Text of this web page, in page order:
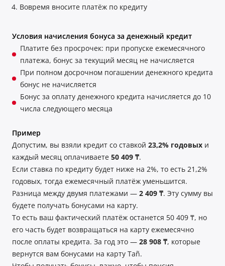
Вовремя вносите платёж по кредиту
Условия начисления бонуса за денежный кредит
Платите без просрочек: при пропуске ежемесячного
платежа, бонус за текущий месяц не начисляется
При полном досрочном погашении денежного кредита
бонус не начисляется
Бонус за оплату денежного кредита начисляется до 10
числа следующего месяца
Пример
Допустим, вы взяли кредит со ставкой 23,2% годовых и
каждый месяц оплачиваете 50 409 ₸.
Если ставка по кредиту будет ниже на 2%, то есть 21,2%
годовых, тогда ежемесячный платёж уменьшится.
Разница между двумя платежами — 2 409 ₸. Эту сумму вы
будете получать бонусами на карту.
То есть ваш фактический платёж останется 50 409 ₸, но
его часть будет возвращаться на карту ежемесячно
после оплаты кредита. За год это — 28 908 ₸, которые
вернутся вам бонусами на карту Tañ.